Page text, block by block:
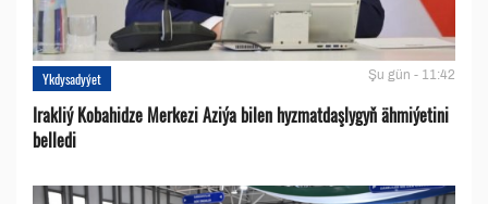
Ykdysadyýet Şu gün - 11:42
Irakliý Kobahidze Merkezi Aziýa bilen hyzmatdaşlygyň ähmiýetini
belledi